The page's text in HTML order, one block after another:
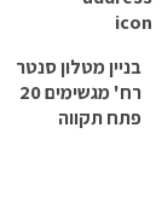
בניין מטלון סנטר
רח' מגשימים 20
פתח תקווה